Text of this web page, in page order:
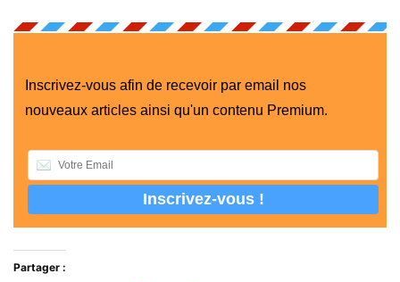
Inscrivez-vous afin de recevoir par email nos
nouveaux articles ainsi qu'un contenu Premium.
Partager :